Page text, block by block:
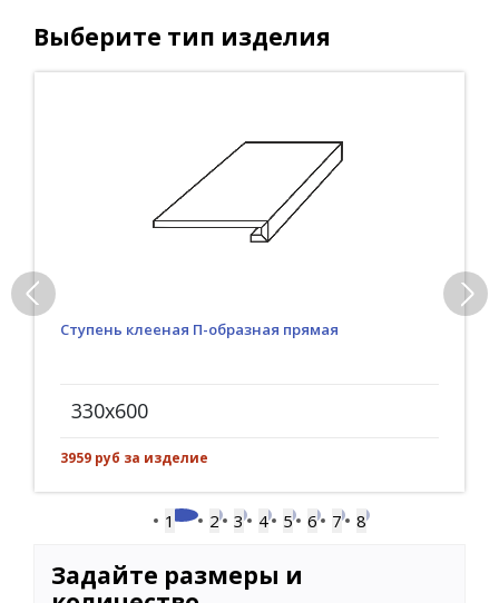
Выберите тип изделия
Ступень клееная П-образная прямая
330x600
3959 руб за изделие
1 2 3 4 5 6 7 8
Задайте размеры и